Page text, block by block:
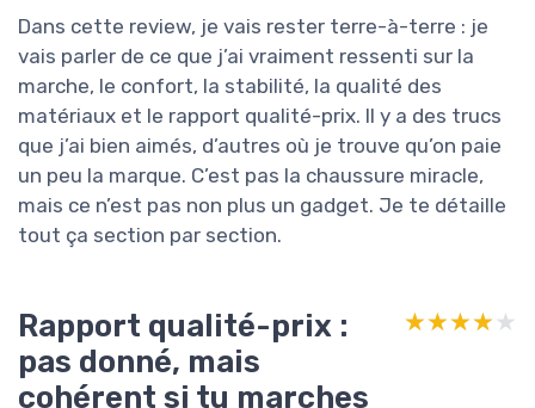
Dans cette review, je vais rester terre-à-terre : je
vais parler de ce que j’ai vraiment ressenti sur la
marche, le confort, la stabilité, la qualité des
matériaux et le rapport qualité-prix. Il y a des trucs
que j’ai bien aimés, d’autres où je trouve qu’on paie
un peu la marque. C’est pas la chaussure miracle,
mais ce n’est pas non plus un gadget. Je te détaille
tout ça section par section.
Rapport qualité-prix :
pas donné, mais
cohérent si tu marches
★★★★★
★★★★★